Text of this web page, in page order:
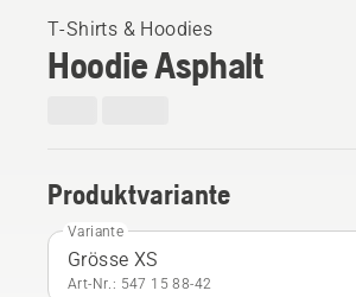
T-Shirts & Hoodies
Hoodie Asphalt
Produktvariante
Variante
Grösse XS
Art-Nr.: 547 15 88‑42